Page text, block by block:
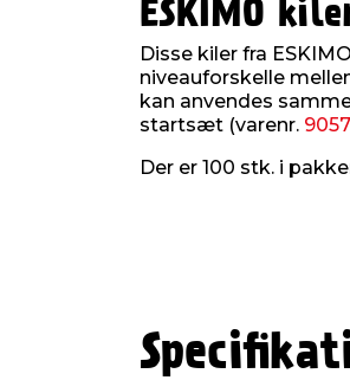
ESKIMO
Disse kiler fra
niveauforskelle
kan anvendes
startsæt (varenr.
Der er 100 stk. i